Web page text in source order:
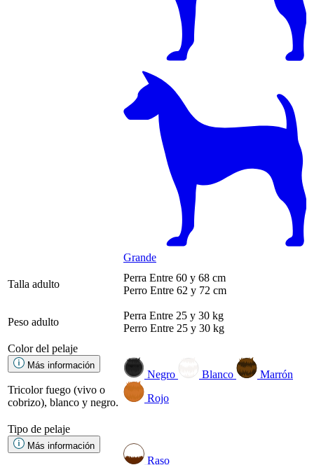
Grande
Talla adulto
Perra Entre 60 y 68 cm
Perro Entre 62 y 72 cm
Peso adulto
Perra Entre 25 y 30 kg
Perro Entre 25 y 30 kg
Color del pelaje
Más información
Tricolor fuego (vivo o
cobrizo), blanco y negro.
Negro Blanco
Marrón
Rojo
Tipo de pelaje
Más información
Raso